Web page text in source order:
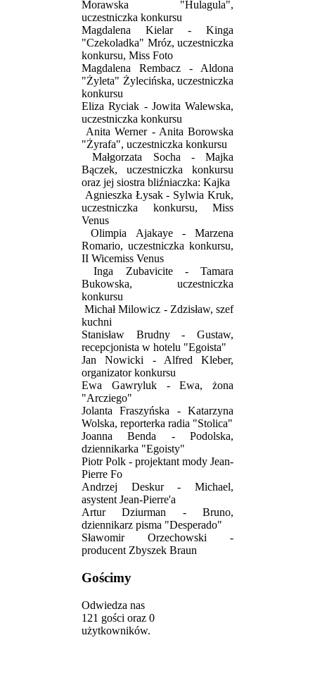
Morawska "Hulagula",
uczestniczka konkursu
Magdalena Kielar - Kinga
"Czekoladka" Mróz, uczestniczka
konkursu, Miss Foto
Magdalena Rembacz - Aldona
"Żyleta" Żylecińska, uczestniczka
konkursu
Eliza Ryciak - Jowita Walewska,
uczestniczka konkursu
Anita Werner - Anita Borowska
"Żyrafa", uczestniczka konkursu
Małgorzata Socha - Majka
Bączek, uczestniczka konkursu
oraz jej siostra bliźniaczka: Kajka
Agnieszka Łysak - Sylwia Kruk,
uczestniczka konkursu, Miss
Venus
Olimpia Ajakaye - Marzena
Romario, uczestniczka konkursu,
II Wicemiss Venus
Inga Zubavicite - Tamara
Bukowska, uczestniczka
konkursu
Michał Milowicz - Zdzisław, szef
kuchni
Stanisław Brudny - Gustaw,
recepcjonista w hotelu "Egoista"
Jan Nowicki - Alfred Kleber,
organizator konkursu
Ewa Gawryluk - Ewa, żona
"Arcziego"
Jolanta Fraszyńska - Katarzyna
Wolska, reporterka radia "Stolica"
Joanna Benda - Podolska,
dziennikarka "Egoisty"
Piotr Polk - projektant mody Jean-
Pierre Fo
Andrzej Deskur - Michael,
asystent Jean-Pierre'a
Artur Dziurman - Bruno,
dziennikarz pisma "Desperado"
Sławomir Orzechowski -
producent Zbyszek Braun
Gościmy
Odwiedza nas
121 gości oraz 0
użytkowników.